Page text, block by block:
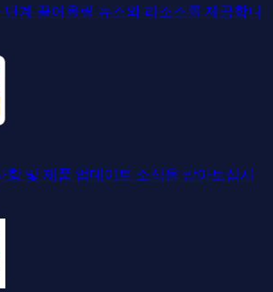
계 끌어올릴 뉴스와 리소스를 제공합니
항 및 제품 업데이트 소식을 받아보십시